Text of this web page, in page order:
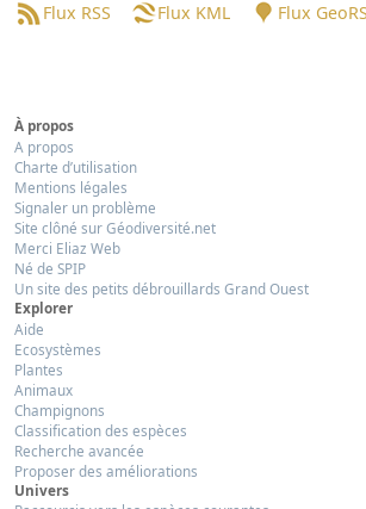
Flux RSS Flux KML Flux
À propos
A propos
Charte d’utilisation
Mentions légales
Signaler un problème
Site clôné sur Géodiversité.net
Merci Eliaz Web
Né de SPIP
Un site des petits débrouillards Grand Ouest
Explorer
Aide
Ecosystèmes
Plantes
Animaux
Champignons
Classification des espèces
Recherche avancée
Proposer des améliorations
Univers